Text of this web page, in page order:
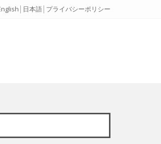
日本語 プライバシーポリシー